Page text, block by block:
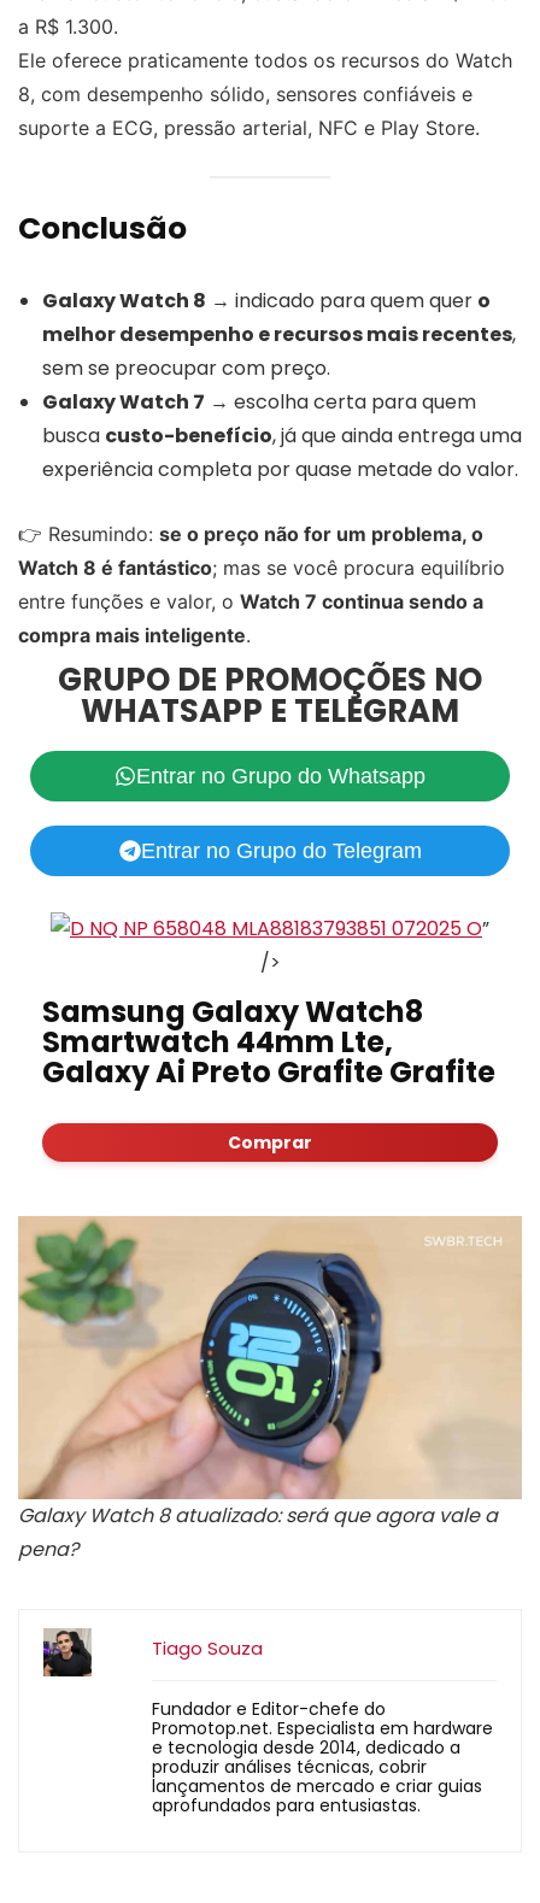
a R$ 1.300.
Ele oferece praticamente todos os recursos do Watch
8, com desempenho sólido, sensores confiáveis e
suporte a ECG, pressão arterial, NFC e Play Store.
Conclusão
Galaxy Watch 8 → indicado para quem quer o
melhor desempenho e recursos mais recentes,
sem se preocupar com preço.
Galaxy Watch 7 → escolha certa para quem
busca custo-benefício, já que ainda entrega uma
experiência completa por quase metade do valor.
👉 Resumindo: se o preço não for um problema, o
Watch 8 é fantástico; mas se você procura equilíbrio
entre funções e valor, o Watch 7 continua sendo a
compra mais inteligente.
GRUPO DE PROMOÇÕES NO
WHATSAPP E TELEGRAM
Entrar no Grupo do Whatsapp
Entrar no Grupo do Telegram
”
/>
Samsung Galaxy Watch8
Smartwatch 44mm Lte,
Galaxy Ai Preto Grafite Grafite
Comprar
Galaxy Watch 8 atualizado: será que agora vale a
pena?
Tiago Souza
Fundador e Editor-chefe do
Promotop.net. Especialista em hardware
e tecnologia desde 2014, dedicado a
produzir análises técnicas, cobrir
lançamentos de mercado e criar guias
aprofundados para entusiastas.